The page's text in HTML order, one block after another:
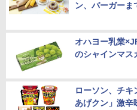
ン、バーガーま
オハヨー乳業
のシャインマス
ローソン、チキ
あげクン」激辛